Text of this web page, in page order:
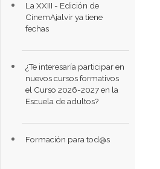
La XXIII - Edición de
CinemAjalvir ya tiene
fechas
¿Te interesaría participar en
nuevos cursos formativos
el Curso 2026-2027 en la
Escuela de adultos?
Formación para tod@s